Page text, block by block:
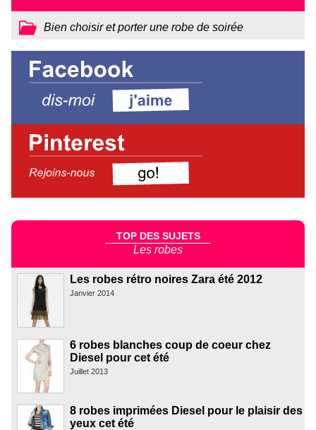
Bien choisir et porter une robe de soirée
TOP DES SUJETS
Les robes
Les robes rétro noires Zara été 2012
Janvier 2014
6 robes blanches coup de coeur chez
Diesel pour cet été
Juillet 2013
8 robes imprimées Diesel pour le plaisir des
yeux cet été